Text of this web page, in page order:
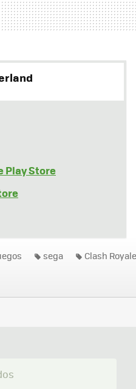
Play Store
sega Clash Royale